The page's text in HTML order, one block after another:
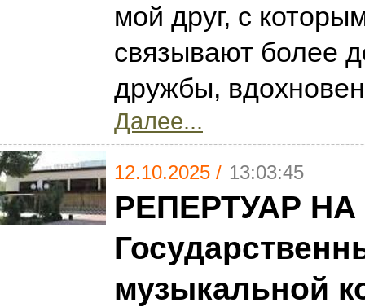
мой друг, с
связывают более
дружбы,
Далее...
12.10.2025 / 13:03:45
РЕПЕРТУАР
музыкальной